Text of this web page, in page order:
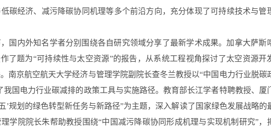
碳经济、减污降碳协同机理等多个前沿方向，充分体现了可持续技术与管
国内外知名学者分别围绕各自研究领域分享了最新学术成果。加拿大萨斯
了题为“可持续性与太空资源”的报告，从系统工程视角探讨了太空资源开
南京航空航天大学经济与管理学院副院长查冬兰教授以“中国电力行业脱碳
我国电力行业碳减排的政策工具与实施路径。教育部长江学者特聘教授、厦
’规划的绿色转型新任务与新路径”为主题，深入解读了国家绿色发展战略的
学院院长朱帮助教授围绕“中国减污降碳协同形成机理与实现机制研究”，